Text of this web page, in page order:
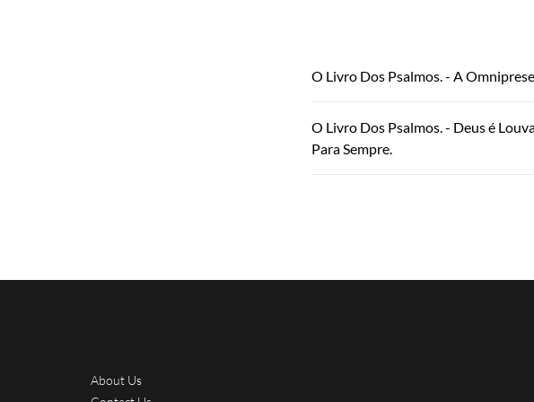
O Livro Dos Psalmos. - A
O Livro Dos Psalmos. - Deus é
Para Sempre.
About Us